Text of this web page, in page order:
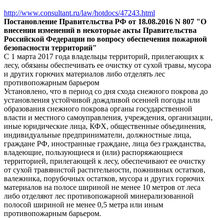
http://www.consultant.ru/law/hotdocs/47243.html
Постановление Правительства РФ от 18.08.2016 N 807 "О
внесении изменений в некоторые акты Правительства
Российской Федерации по вопросу обеспечения пожарной
безопасности территорий"
С 1 марта 2017 года владельцы территорий, прилегающих к
лесу, обязаны обеспечивать ее очистку от сухой травы, мусора
и других горючих материалов либо отделять лес
противопожарным барьером
Установлено, что в период со дня схода снежного покрова до
установления устойчивой дождливой осенней погоды или
образования снежного покрова органы государственной
власти и местного самоуправления, учреждения, организации,
иные юридические лица, КФХ, общественные объединения,
индивидуальные предприниматели, должностные лица,
граждане РФ, иностранные граждане, лица без гражданства,
владеющие, пользующиеся и (или) распоряжающиеся
территорией, прилегающей к лесу, обеспечивают ее очистку
от сухой травянистой растительности, пожнивных остатков,
валежника, порубочных остатков, мусора и других горючих
материалов на полосе шириной не менее 10 метров от леса
либо отделяют лес противопожарной минерализованной
полосой шириной не менее 0,5 метра или иным
противопожарным барьером.